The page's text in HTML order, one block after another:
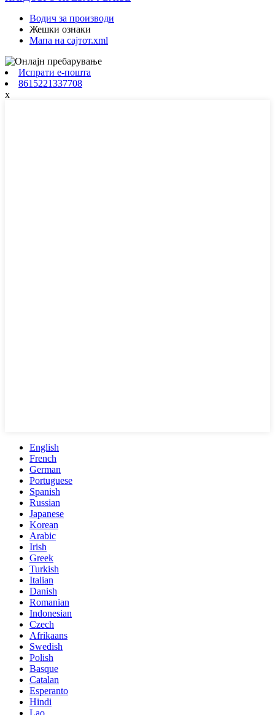
Водич за производи
Жешки ознаки
Мапа на сајтот.xml
Испрати е-пошта
8615221337708
x
English
French
German
Portuguese
Spanish
Russian
Japanese
Korean
Arabic
Irish
Greek
Turkish
Italian
Danish
Romanian
Indonesian
Czech
Afrikaans
Swedish
Polish
Basque
Catalan
Esperanto
Hindi
Lao